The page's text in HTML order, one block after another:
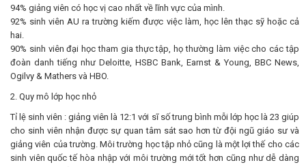
94% giảng viên có học vị cao nhất về lĩnh vực của mình.
92% sinh viên AU ra trường kiếm được việc làm, học lên thạc sỹ hoặc cả
hai.
90% sinh viên đại học tham gia thực tập, họ thường làm việc cho các tập
đoàn danh tiếng như Deloitte, HSBC Bank, Earnst & Young, BBC News,
Ogilvy & Mathers và HBO.
2. Quy mô lớp học nhỏ
Tỉ lệ sinh viên : giảng viên là 12:1 với sĩ số trung bình mỗi lớp học là 23 giúp
cho sinh viên nhận được sự quan tâm sát sao hơn từ đội ngũ giáo sư và
giảng viên của trường. Môi trường học tập nhỏ cũng là một lợi thế cho các
sinh viên quốc tế hòa nhập với môi trường mới tốt hơn cũng như dễ dàng